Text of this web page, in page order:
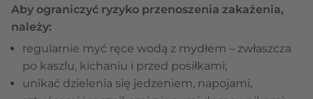
Aby ograniczyć ryzyko przenoszenia zakażenia,
należy:
regularnie myć ręce wodą z mydłem – zwłaszcza
po kaszlu, kichaniu i przed posiłkami;
unikać dzielenia się jedzeniem, napojami,